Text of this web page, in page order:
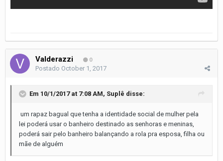
Valderazzi 0
Postado October 1, 2017
Em 10/1/2017 at 7:08 AM, Suplê disse:
um rapaz bagual que tenha a identidade social de mulher pela
lei poderá usar o banheiro destinado as senhoras e meninas,
poderá sair pelo banheiro balançando a rola pra esposa, filha ou
mãe de alguém